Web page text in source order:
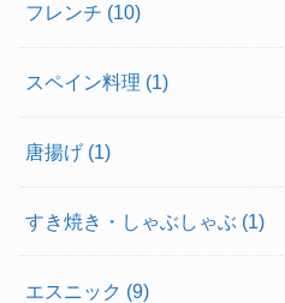
フレンチ (10)
スペイン料理 (1)
唐揚げ (1)
すき焼き・しゃぶしゃぶ (1)
エスニック (9)